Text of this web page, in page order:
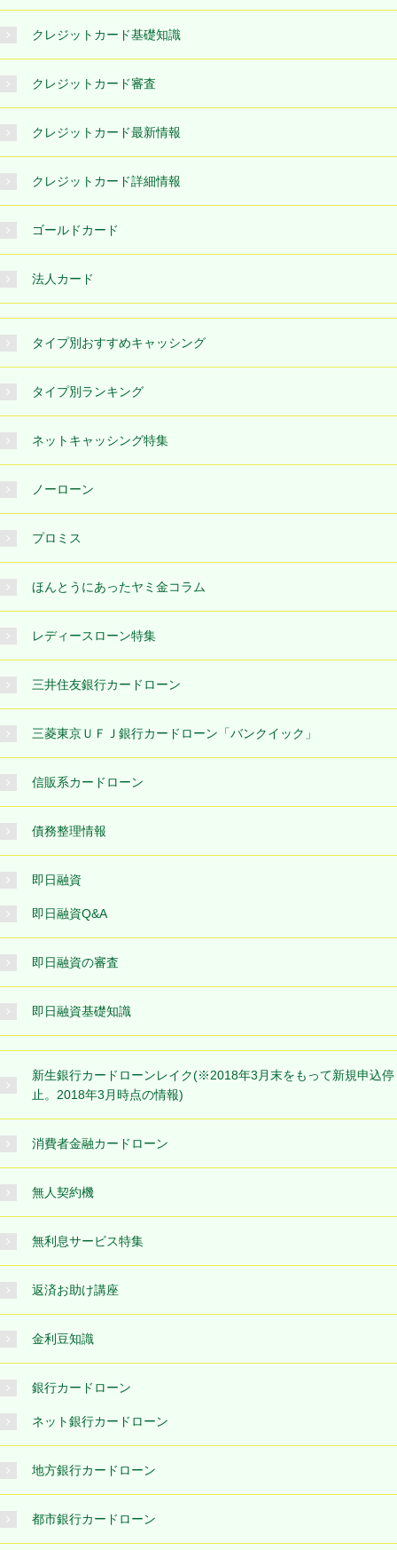
クレジットカード基礎知識
クレジットカード審査
クレジットカード最新情報
クレジットカード詳細情報
ゴールドカード
法人カード
タイプ別おすすめキャッシング
タイプ別ランキング
ネットキャッシング特集
ノーローン
プロミス
ほんとうにあったヤミ金コラム
レディースローン特集
三井住友銀行カードローン
三菱東京ＵＦＪ銀行カードローン「バンクイック」
信販系カードローン
債務整理情報
即日融資
即日融資Q&A
即日融資の審査
即日融資基礎知識
新生銀行カードローンレイク(※2018年3月末をもって新規申込停
止。2018年3月時点の情報)
消費者金融カードローン
無人契約機
無利息サービス特集
返済お助け講座
金利豆知識
銀行カードローン
ネット銀行カードローン
地方銀行カードローン
都市銀行カードローン